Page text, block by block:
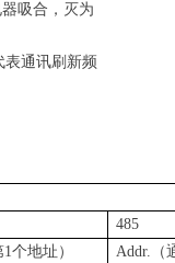
吸合，灭为
表通讯刷新频
485
个地址）
Addr.（